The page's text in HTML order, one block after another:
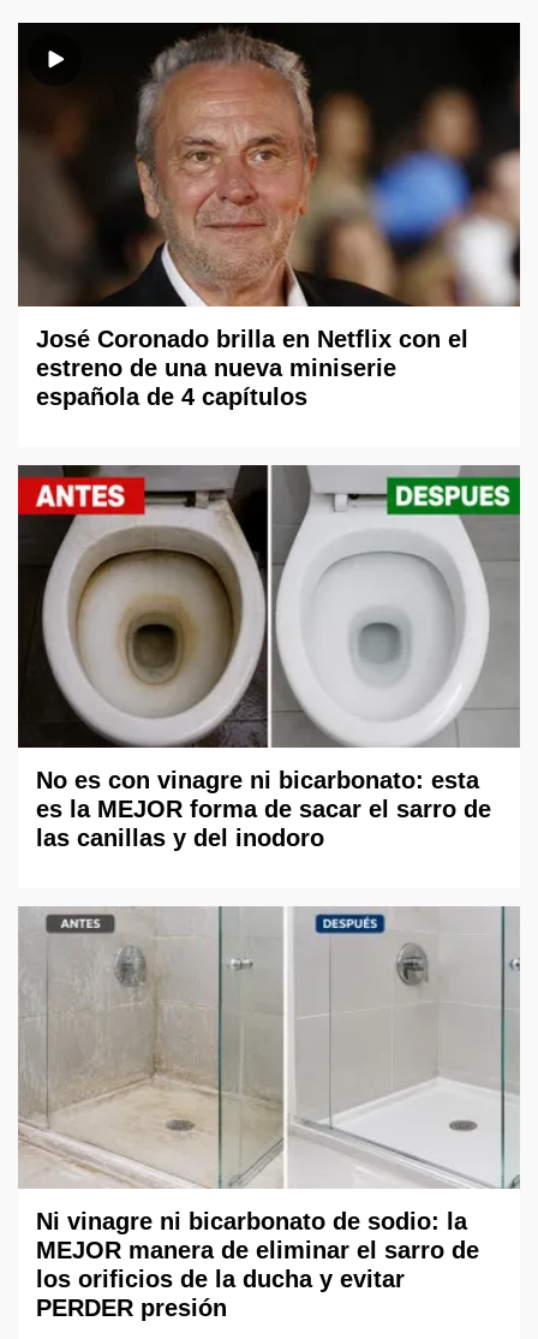
José Coronado brilla en Netflix con el
estreno de una nueva miniserie
española de 4 capítulos
No es con vinagre ni bicarbonato: esta
es la MEJOR forma de sacar el sarro de
las canillas y del inodoro
Ni vinagre ni bicarbonato de sodio: la
MEJOR manera de eliminar el sarro de
los orificios de la ducha y evitar
PERDER presión